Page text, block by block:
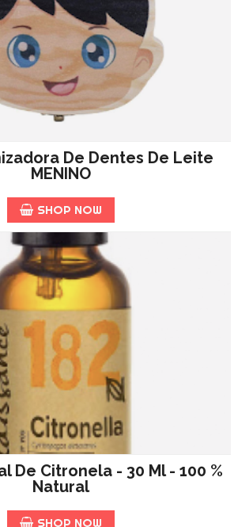
De Dentes De Leite
MENINO
SHOP NOW
De Citronela - 30 Ml - 100 %
Natural
SHOP NOW